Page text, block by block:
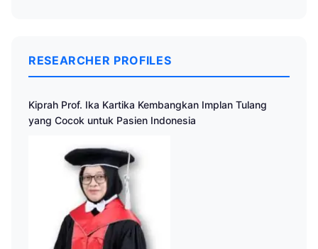
RESEARCHER PROFILES
Kiprah Prof. Ika Kartika Kembangkan Implan Tulang
yang Cocok untuk Pasien Indonesia